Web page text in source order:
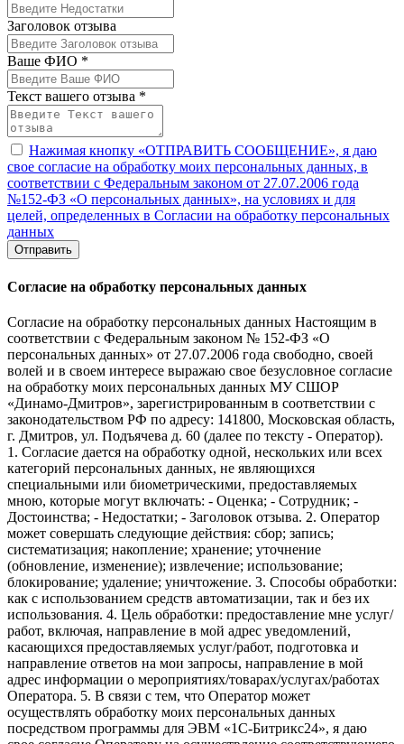
Заголовок отзыва
Ваше ФИО *
Текст вашего отзыва *
Нажимая кнопку «ОТПРАВИТЬ СООБЩЕНИЕ», я даю
свое согласие на обработку моих персональных данных, в
соответствии с Федеральным законом от 27.07.2006 года
№152-ФЗ «О персональных данных», на условиях и для
целей, определенных в Согласии на обработку персональных
данных
Отправить
Согласие на обработку персональных данных
Согласие на обработку персональных данных Настоящим в
соответствии с Федеральным законом № 152-ФЗ «О
персональных данных» от 27.07.2006 года свободно, своей
волей и в своем интересе выражаю свое безусловное согласие
на обработку моих персональных данных МУ СШОР
«Динамо-Дмитров», зарегистрированным в соответствии с
законодательством РФ по адресу: 141800, Московская область,
г. Дмитров, ул. Подъячева д. 60 (далее по тексту - Оператор).
1. Согласие дается на обработку одной, нескольких или всех
категорий персональных данных, не являющихся
специальными или биометрическими, предоставляемых
мною, которые могут включать: - Оценка; - Сотрудник; -
Достоинства; - Недостатки; - Заголовок отзыва. 2. Оператор
может совершать следующие действия: сбор; запись;
систематизация; накопление; хранение; уточнение
(обновление, изменение); извлечение; использование;
блокирование; удаление; уничтожение. 3. Способы обработки:
как с использованием средств автоматизации, так и без их
использования. 4. Цель обработки: предоставление мне услуг/
работ, включая, направление в мой адрес уведомлений,
касающихся предоставляемых услуг/работ, подготовка и
направление ответов на мои запросы, направление в мой
адрес информации о мероприятиях/товарах/услугах/работах
Оператора. 5. В связи с тем, что Оператор может
осуществлять обработку моих персональных данных
посредством программы для ЭВМ «1С-Битрикс24», я даю